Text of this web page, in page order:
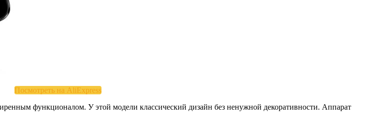
Посмотреть на AliExpress
функционалом. У этой модели классический дизайн без ненужной декоративности. Аппарат